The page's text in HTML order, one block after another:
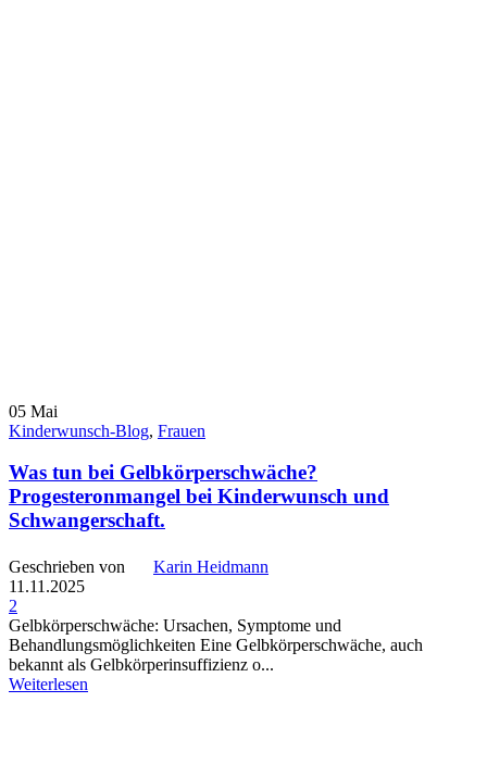
05 Mai
Kinderwunsch-Blog, Frauen
Was tun bei Gelbkörperschwäche?
Progesteronmangel bei Kinderwunsch und
Schwangerschaft.
Geschrieben von
Karin Heidmann
11.11.2025
2
Gelbkörperschwäche: Ursachen, Symptome und
Behandlungsmöglichkeiten Eine Gelbkörperschwäche, auch
bekannt als Gelbkörperinsuffizienz o...
Weiterlesen